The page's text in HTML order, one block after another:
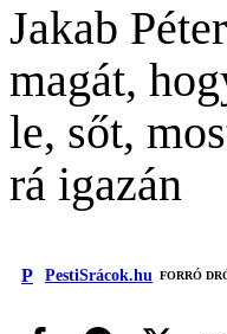
Jakab
magát,
le, sőt,
rá igazán
P PestiSrácok.hu FORRÓ